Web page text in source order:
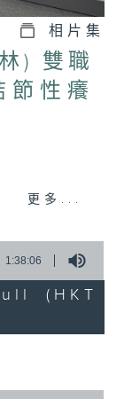
相片集
) 雙職
性癢
科專科醫
更多...
1:38:06
(HKT